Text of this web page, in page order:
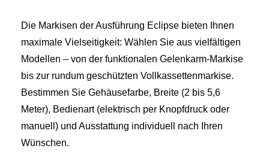
Die Markisen der Ausführung Eclipse bieten Ihnen
maximale Vielseitigkeit: Wählen Sie aus vielfältigen
Modellen – von der funktionalen Gelenkarm-Markise
bis zur rundum geschützten Vollkassettenmarkise.
Bestimmen Sie Gehäusefarbe, Breite (2 bis 5,6
Meter), Bedienart (elektrisch per Knopfdruck oder
manuell) und Ausstattung individuell nach Ihren
Wünschen.